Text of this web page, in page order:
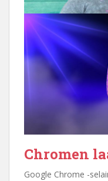
Chromen
Google Chrome -